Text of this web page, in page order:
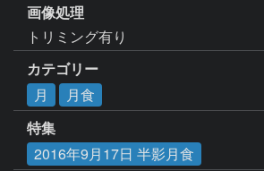
画像処理
トリミング有り
カテゴリー
月
月食
特集
2016年9月17日 半影月食